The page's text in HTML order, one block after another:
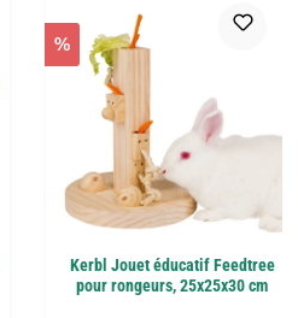
%
Kerbl Jouet éducatif Feedtree
pour rongeurs, 25x25x30 cm